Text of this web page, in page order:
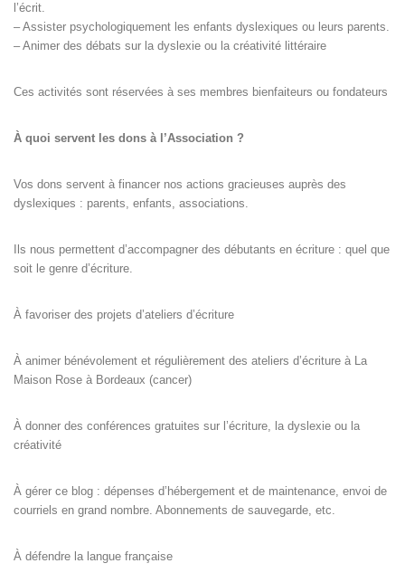
l’écrit.
– Assister psychologiquement les enfants dyslexiques ou leurs parents.
– Animer des débats sur la dyslexie ou la créativité littéraire
Ces activités sont réservées à ses membres bienfaiteurs ou fondateurs
À quoi servent les dons à l’Association ?
Vos dons servent à financer nos actions gracieuses auprès des
dyslexiques : parents, enfants, associations.
Ils nous permettent d’accompagner des débutants en écriture : quel que
soit le genre d’écriture.
À favoriser des projets d’ateliers d’écriture
À animer bénévolement et régulièrement des ateliers d’écriture à La
Maison Rose à Bordeaux (cancer)
À donner des conférences gratuites sur l’écriture, la dyslexie ou la
créativité
À gérer ce blog : dépenses d’hébergement et de maintenance, envoi de
courriels en grand nombre. Abonnements de sauvegarde, etc.
À défendre la langue française